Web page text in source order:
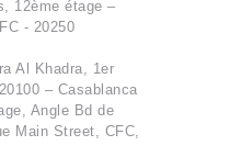
12ème étage –
- 20250
Al Khadra, 1er
– Casablanca
Angle Bd de
Main Street, CFC,